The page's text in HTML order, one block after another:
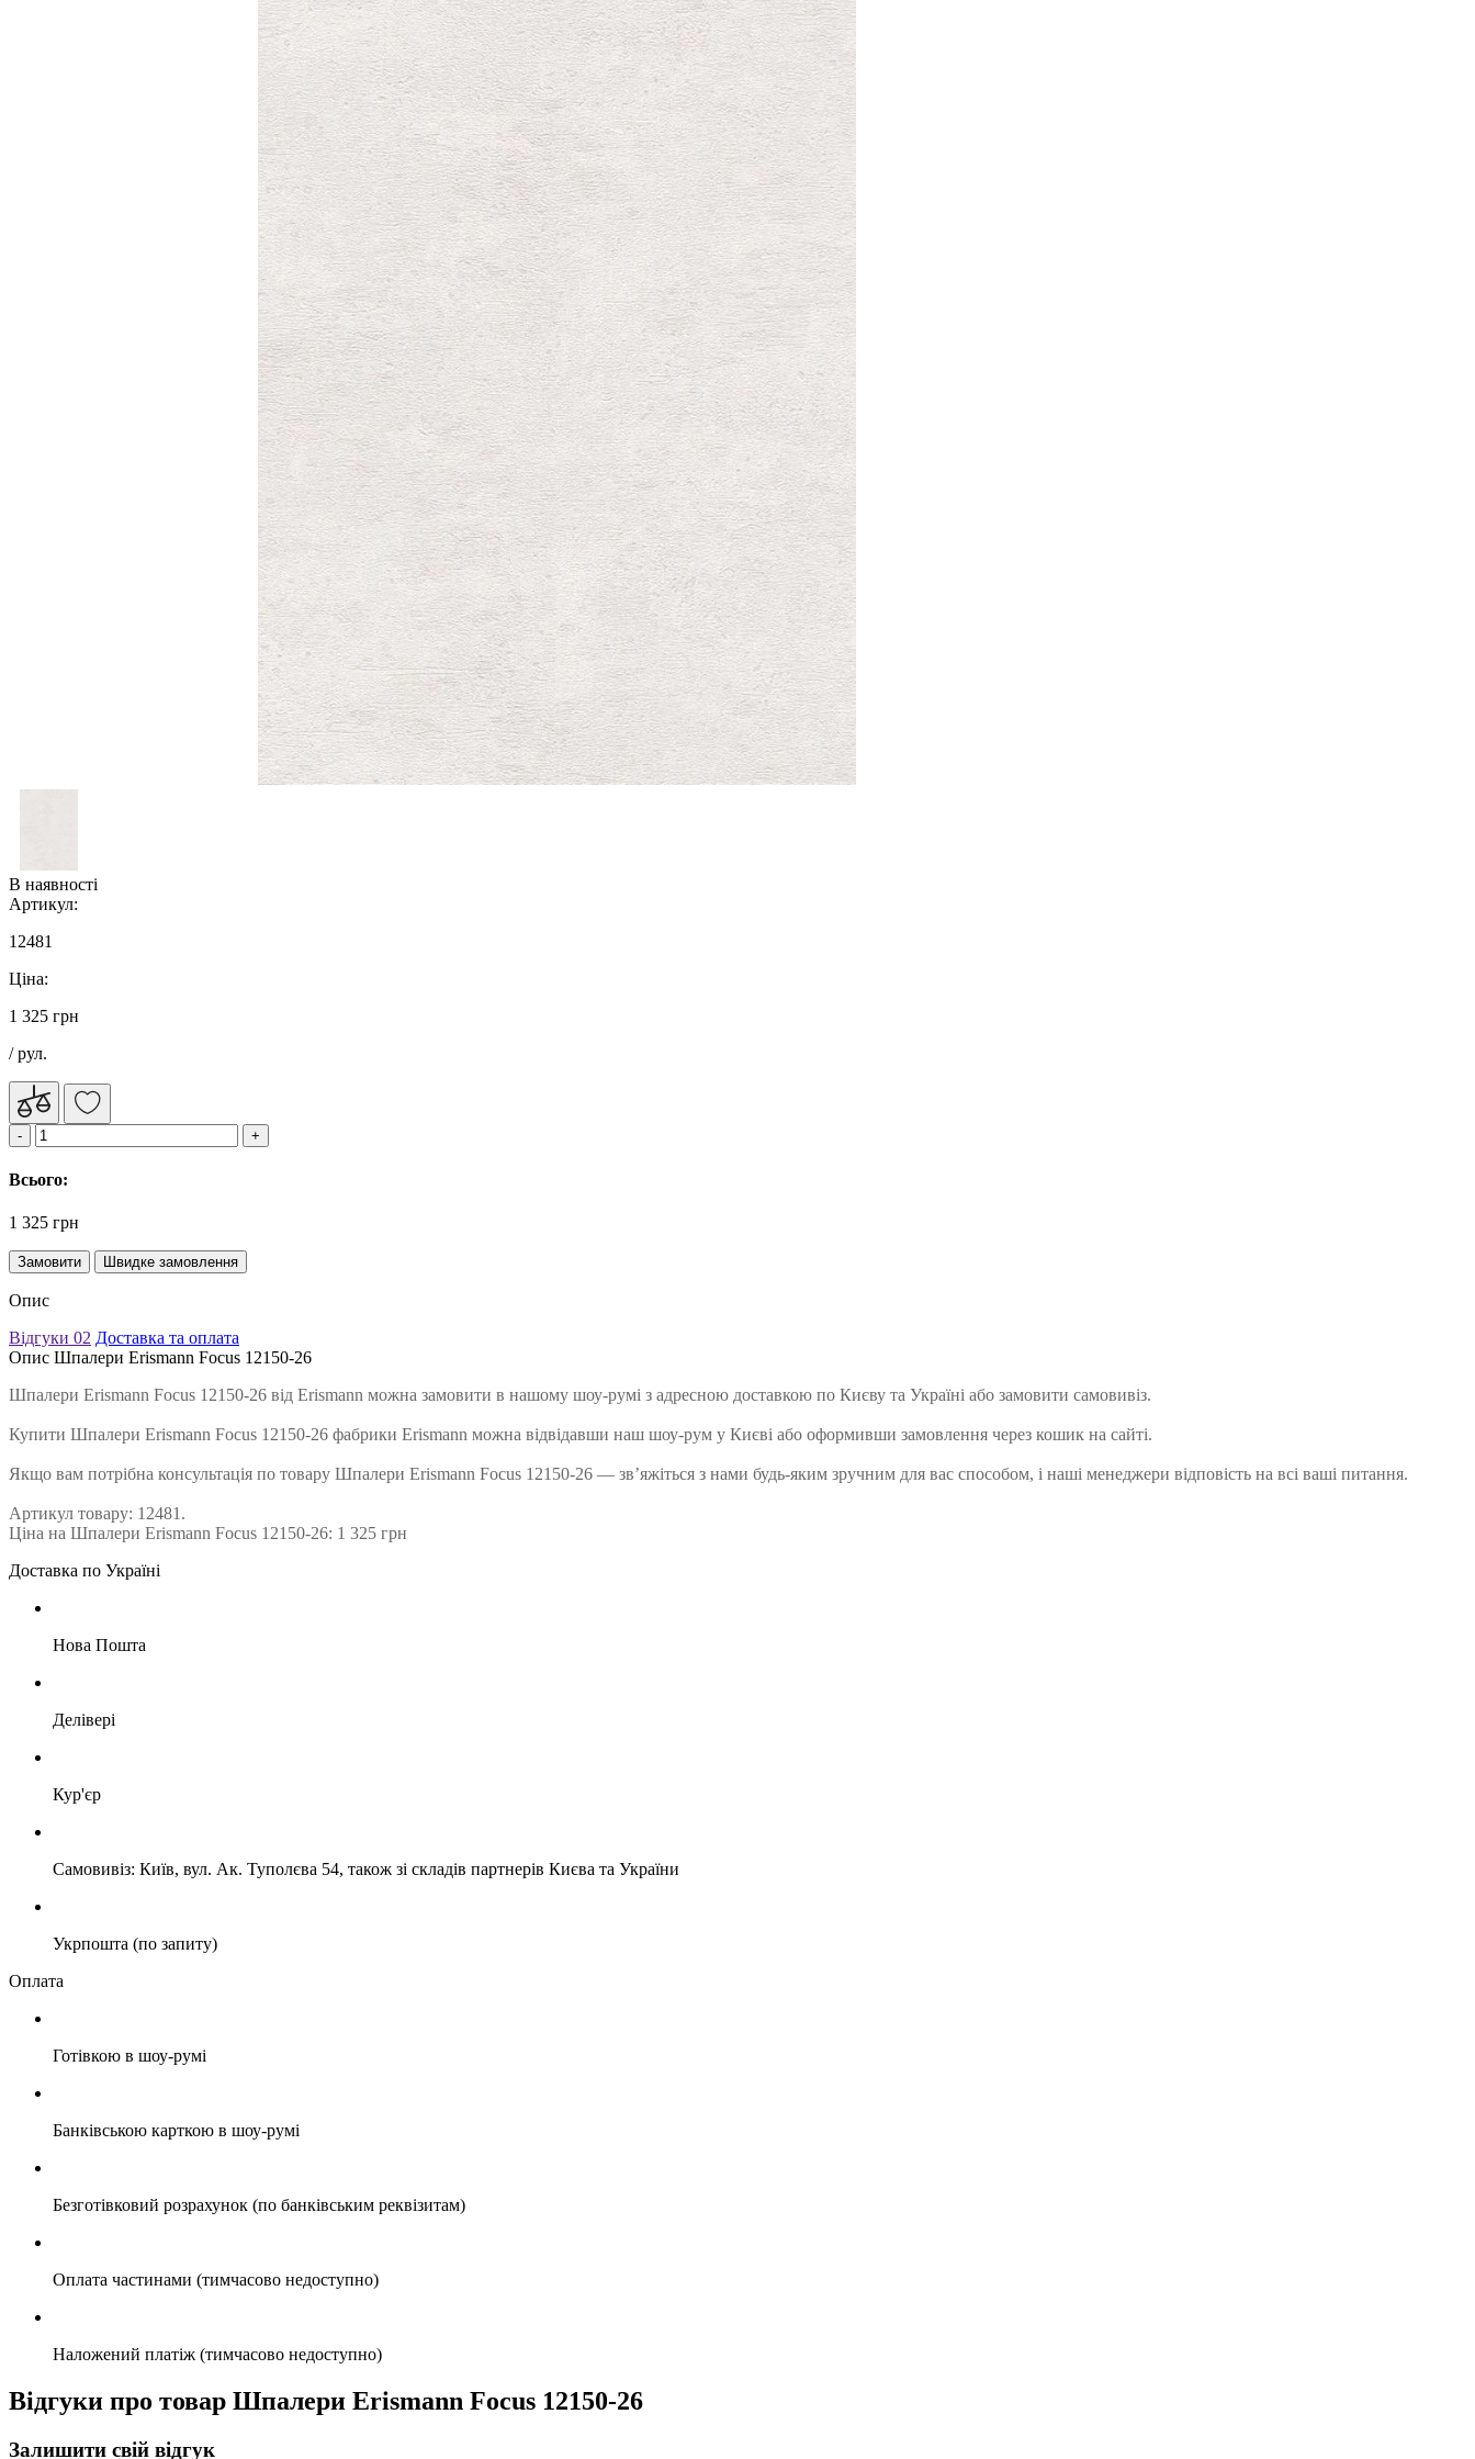
В наявності
Артикул:
12481
Ціна:
1 325 грн
/ рул.
Всього:
1 325 грн
Замовити Швидке замовлення
Опис
Відгуки 02 Доставка та оплата
Опис Шпалери Erismann Focus 12150-26
Шпалери Erismann Focus 12150-26 від Erismann можна замовити в нашому шоу-румі з адресною доставкою по Києву та Україні або замовити самовивіз.
Купити Шпалери Erismann Focus 12150-26 фабрики Erismann можна відвідавши наш шоу-рум у Києві або оформивши замовлення через кошик на сайті.
Якщо вам потрібна консультація по товару Шпалери Erismann Focus 12150-26 — зв’яжіться з нами будь-яким зручним для вас способом, і наші менеджери відповість на всі ваші питання.
Артикул товару: 12481.
Ціна на Шпалери Erismann Focus 12150-26: 1 325 грн
Доставка по Україні
Нова Пошта
Делівері
Кур'єр
Самовивіз: Київ, вул. Ак. Туполєва 54, також зі складів партнерів Києва та України
Укрпошта (по запиту)
Оплата
Готівкою в шоу-румі
Банківською карткою в шоу-румі
Безготівковий розрахунок (по банківським реквізитам)
Оплата частинами (тимчасово недоступно)
Наложений платіж (тимчасово недоступно)
Відгуки про товар Шпалери Erismann Focus 12150-26
Залишити свій відгук